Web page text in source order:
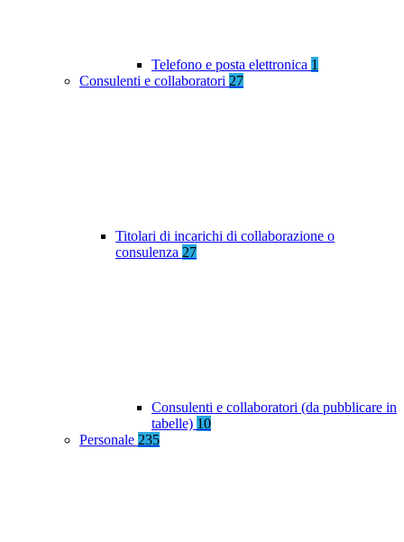
Telefono e posta elettronica 1
Consulenti e collaboratori 27
Titolari di incarichi di collaborazione o
consulenza 27
Consulenti e collaboratori (da pubblicare in
tabelle) 10
Personale 235